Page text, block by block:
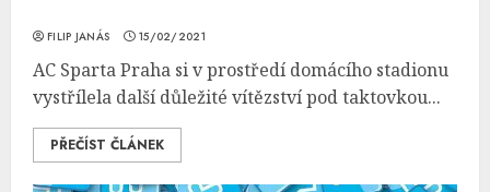
FILIP JANÁS 15/02/2021
AC Sparta Praha si v prostředí domácího stadionu
vystřílela další důležité vítězství pod taktovkou...
PŘEČÍST ČLÁNEK